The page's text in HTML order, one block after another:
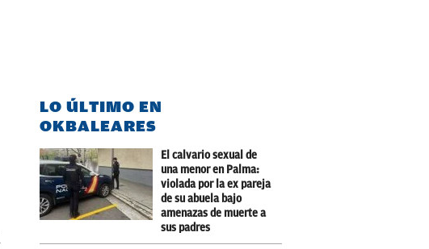
LO ÚLTIMO EN
OKBALEARES
El calvario sexual de
una menor en Palma:
violada por la ex pareja
de su abuela bajo
amenazas de muerte a
sus padres